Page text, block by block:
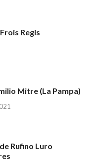
Regis
Mitre (La Pampa)
de Rufino Luro